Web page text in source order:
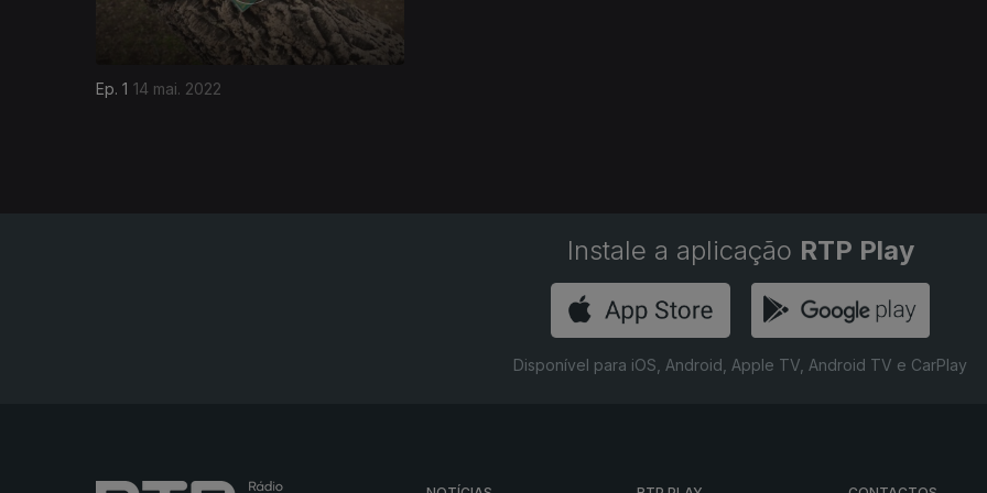
Ep. 1 14 mai. 2022
Instale a aplicação RTP Play
Disponível para iOS, Android, Apple TV, Android TV e CarPlay